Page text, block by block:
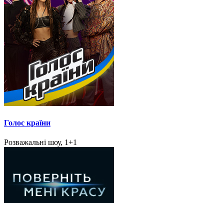
Голос країни
Розважальні шоу, 1+1